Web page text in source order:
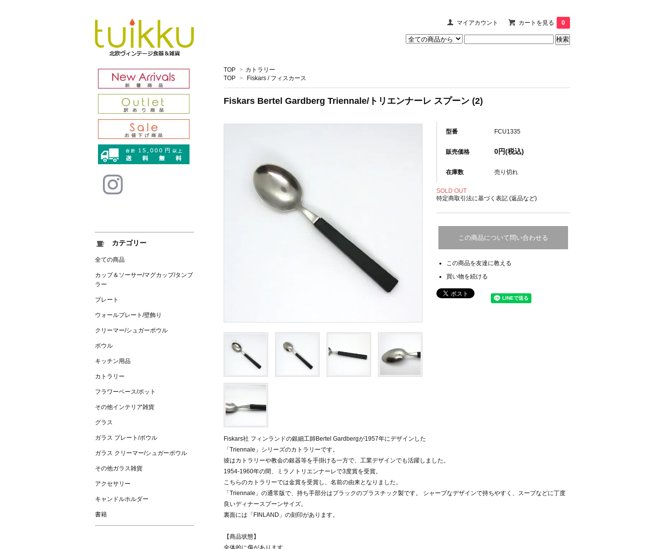
マイアカウント カートを見る 0
TOP > カトラリー
TOP > Fiskars / フィスカース
Fiskars Bertel Gardberg Triennale/トリエンナーレ スプーン (2)
型番 FCU1335
販売価格 0円(税込)
在庫数 売り切れ
SOLD OUT
特定商取引法に基づく表記 (返品など)
この商品について問い合わせる
この商品を友達に教える
買い物を続ける
Fiskars社 フィンランドの銀細工師Bertel Gardbergが1957年にデザインした
「Triennale」シリーズのカトラリーです。
彼はカトラリーや教会の銀器等を手掛ける一方で、工業デザインでも活躍しました。
1954-1960年の間、ミラノトリエンナーレで3度賞を受賞。
こちらのカトラリーでは金賞を受賞し、名前の由来となりました。
「Triennale」の通常版で、持ち手部分はブラックのプラスチック製です。 シャープなデザインで持ちやすく、スープなどに丁度
良いディナースプーンサイズ。
裏面には「FINLAND」の刻印があります。
【商品状態】
全体的に傷があります。
カテゴリー
全ての商品
カップ＆ソーサー/マグカップ/タンブ
ラー
プレート
ウォールプレート/壁飾り
クリーマー/シュガーボウル
ボウル
キッチン用品
カトラリー
フラワーベース/ポット
その他インテリア雑貨
グラス
ガラス プレート/ボウル
ガラス クリーマー/シュガーボウル
その他ガラス雑貨
アクセサリー
キャンドルホルダー
書籍